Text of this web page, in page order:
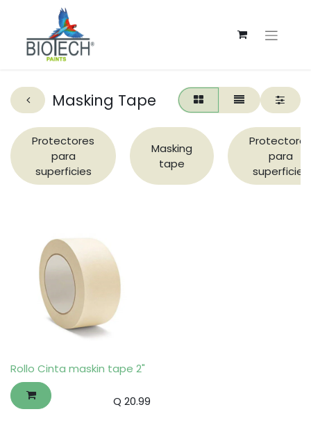
Masking Tape
Protectores
para
superficies
Masking
tape
Protectores
para
superficies
Rollo Cinta maskin tape 2"
Q 20.99